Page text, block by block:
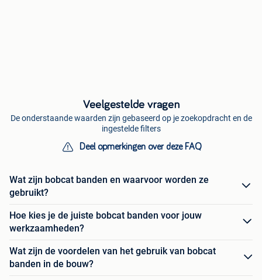
Veelgestelde vragen
De onderstaande waarden zijn gebaseerd op je zoekopdracht en de
ingestelde filters
Deel opmerkingen over deze FAQ
Wat zijn bobcat banden en waarvoor worden ze
gebruikt?
Hoe kies je de juiste bobcat banden voor jouw
werkzaamheden?
Wat zijn de voordelen van het gebruik van bobcat
banden in de bouw?